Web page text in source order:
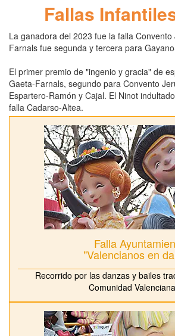
Fallas
La ganadora del 2023 fue la falla
Farnals fue segunda y tercera para
El primer premio de "ingenio y gracia" de
Gaeta-Farnals, segundo para Convento
Espartero-Ramón y Cajal. El Ninot
falla Cadarso-Altea.
Falla
"Valencianos en
Recorrido por las danzas y bailes
Comunidad